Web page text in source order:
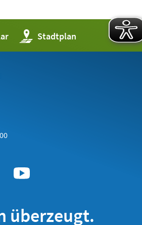
Stadtplan
(Öffnet
in
einem
überzeugt.